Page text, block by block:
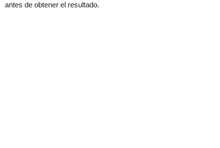
antes de obtener el resultado.